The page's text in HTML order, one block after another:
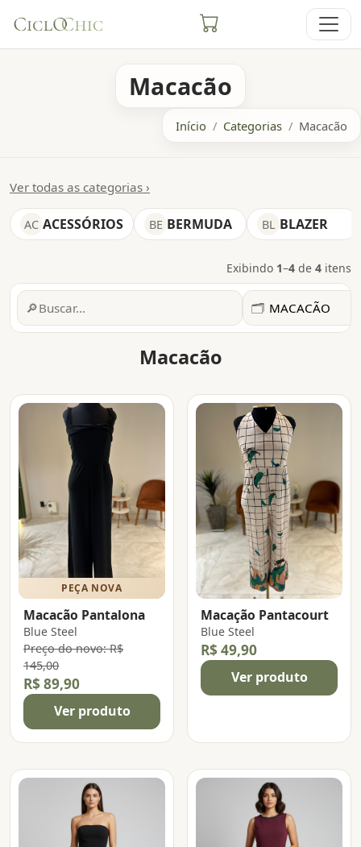
Macacão
Início Categorias Macacão
Ver todas as categorias ›
AC ACESSÓRIOS BE BERMUDA BL BLAZER
Exibindo 1–4 de 4 itens
🔎 🗂️
Macacão
PEÇA NOVA
Macacão Pantalona
Blue Steel
Preço do novo: R$
145,00
R$ 89,90
Ver produto
Macação Pantacourt
Blue Steel
R$ 49,90
Ver produto